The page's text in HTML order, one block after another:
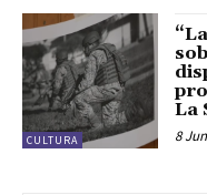
CULTURA
La
8